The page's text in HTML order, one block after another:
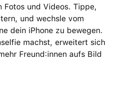
Fotos und Videos. Tippe,
und wechsle vom
dein iPhone zu bewegen.
machst, erweitert sich
Freund:innen aufs Bild